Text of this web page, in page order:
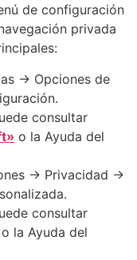
de configuración
privada
-> Opciones de
consultar
o la Ayuda del
-> Privacidad ->
consultar
o la Ayuda del